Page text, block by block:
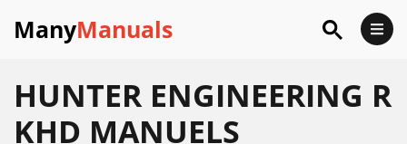
ManyManuals
HUNTER ENGINEERING R
KHD MANUELS